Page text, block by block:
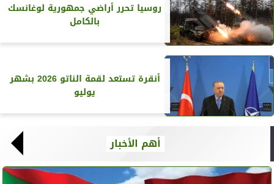
روسيا تحرر أراضي جمهورية لوغانسك
بالكامل
أنقرة تستعد لقمة الناتو 2026 بشهر
يوليو
أهم الأخبار